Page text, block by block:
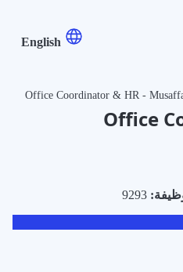
English
Office Coordinator & HR -
Office